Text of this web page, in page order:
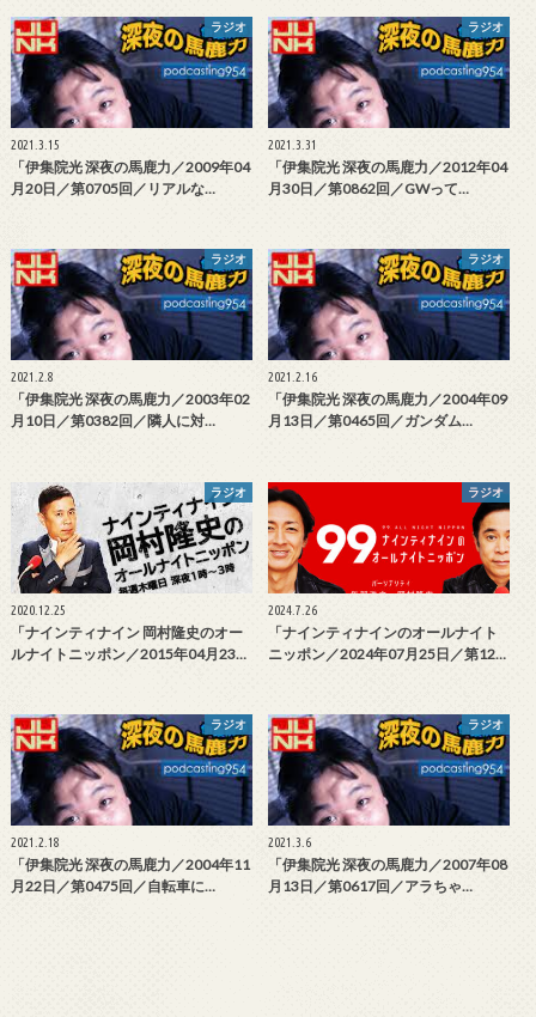
ラジオ
2021.3.15
「伊集院光 深夜の馬鹿力／2009年04
月20日／第0705回／リアルな…
ラジオ
2021.3.31
「伊集院光 深夜の馬鹿力／2012年04
月30日／第0862回／GWって…
ラジオ
2021.2.8
「伊集院光 深夜の馬鹿力／2003年02
月10日／第0382回／隣人に対…
ラジオ
2021.2.16
「伊集院光 深夜の馬鹿力／2004年09
月13日／第0465回／ガンダム…
ラジオ
2020.12.25
「ナインティナイン 岡村隆史のオー
ルナイトニッポン／2015年04月23…
ラジオ
2024.7.26
「ナインティナインのオールナイト
ニッポン／2024年07月25日／第12…
ラジオ
2021.2.18
「伊集院光 深夜の馬鹿力／2004年11
月22日／第0475回／自転車に…
ラジオ
2021.3.6
「伊集院光 深夜の馬鹿力／2007年08
月13日／第0617回／アラちゃ…